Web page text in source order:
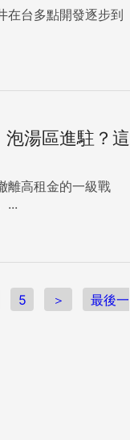
在台多點開發逐步到
湯區進駐？這
離高租金的一級戰
...
5 ＞
最後一